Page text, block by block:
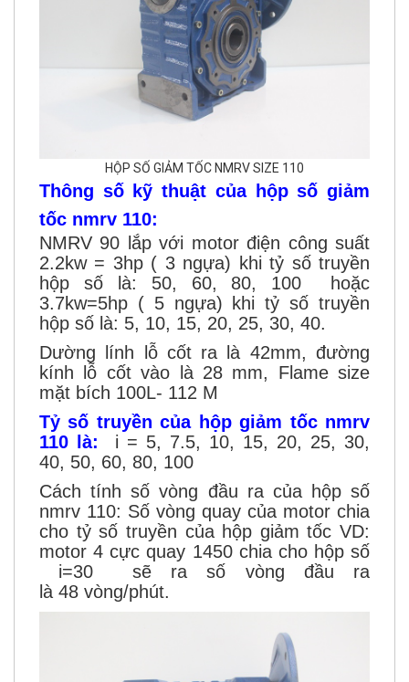
HỘP SỐ GIẢM TỐC NMRV SIZE 110
Thông số kỹ thuật của hộp số giảm
tốc nmrv 110:
NMRV 90 lắp với motor điện công suất
2.2kw = 3hp ( 3 ngựa) khi tỷ số truyền
hộp số là: 50, 60, 80, 100 hoặc
3.7kw=5hp ( 5 ngựa) khi tỷ số truyền
hộp số là: 5, 10, 15, 20, 25, 30, 40.
Dường lính lỗ cốt ra là 42mm, đường
kính lỗ cốt vào là 28 mm, Flame size
mặt bích 100L- 112 M
Tỷ số truyền của hộp giảm tốc nmrv
110 là: i = 5, 7.5, 10, 15, 20, 25, 30,
40, 50, 60, 80, 100
Cách tính số vòng đầu ra của hộp số
nmrv 110: Số vòng quay của motor chia
cho tỷ số truyền của hộp giảm tốc VD:
motor 4 cực quay 1450 chia cho hộp số
i=30 sẽ ra số vòng đầu ra
là 48 vòng/phút.